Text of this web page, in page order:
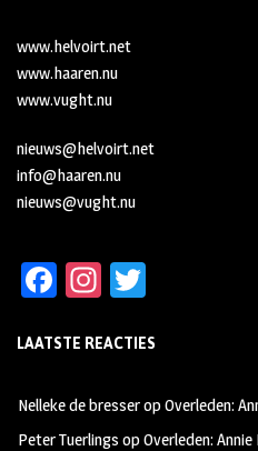
www.helvoirt.net
www.haaren.nu
www.vught.nu
nieuws@helvoirt.net
info@haaren.nu
nieuws@vught.nu
Fa
b
oo
k
In
ag
m
tt
LAATSTE REACTIES
Nelleke de bresseropOverleden:
Peter Tuerlings opOverleden: